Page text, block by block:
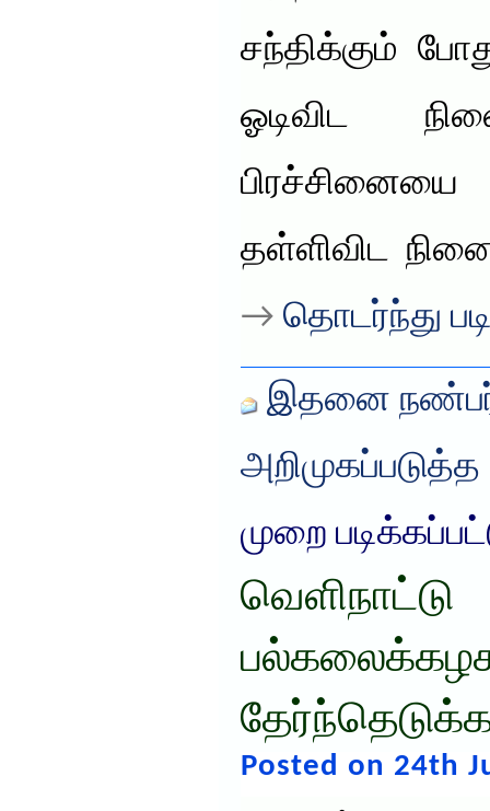
சந்திக்கும்
ஓடிவிட
தள்ளிவிட
→ தொடர்ந்து
இதனை
அறிமுகப்படுத்த
முறை
வெளிநாட்டு
Posted on 24th